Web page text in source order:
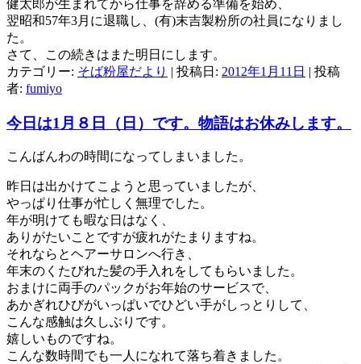
健太郎が生まれてから仕事を辞める準備を始め、
翌昭和57年3月に退職し、(有)末吉製粉所の社員になりまし
た。
さて、この続きはまた明日にします。
カテゴリー: そば粉屋だより | 投稿日: 2012年1月11日 | 投稿
者: fumiyo
今日は1月８日（日）です。物語はお休みします。
こんばんわの時間になってしまいました。
昨日は出かけてこようと思っていましたが、
やっぱり仕事が忙しく無理でした。
年が明けても暇な日はなく、
ありがたいことですが疲れがたまりますね。
それならとヘアーサロンへ行き、
年末のくたびれた髪の手入れをしてもらいました。
おまけに両手のパックがお年始のサービスで、
あかぎれひびがいっぱいでひどい手がしっとりして、
こんな感触は久しぶりです。
嬉しいものですね。
こんな数時間でも一人になれて落ち着きました。